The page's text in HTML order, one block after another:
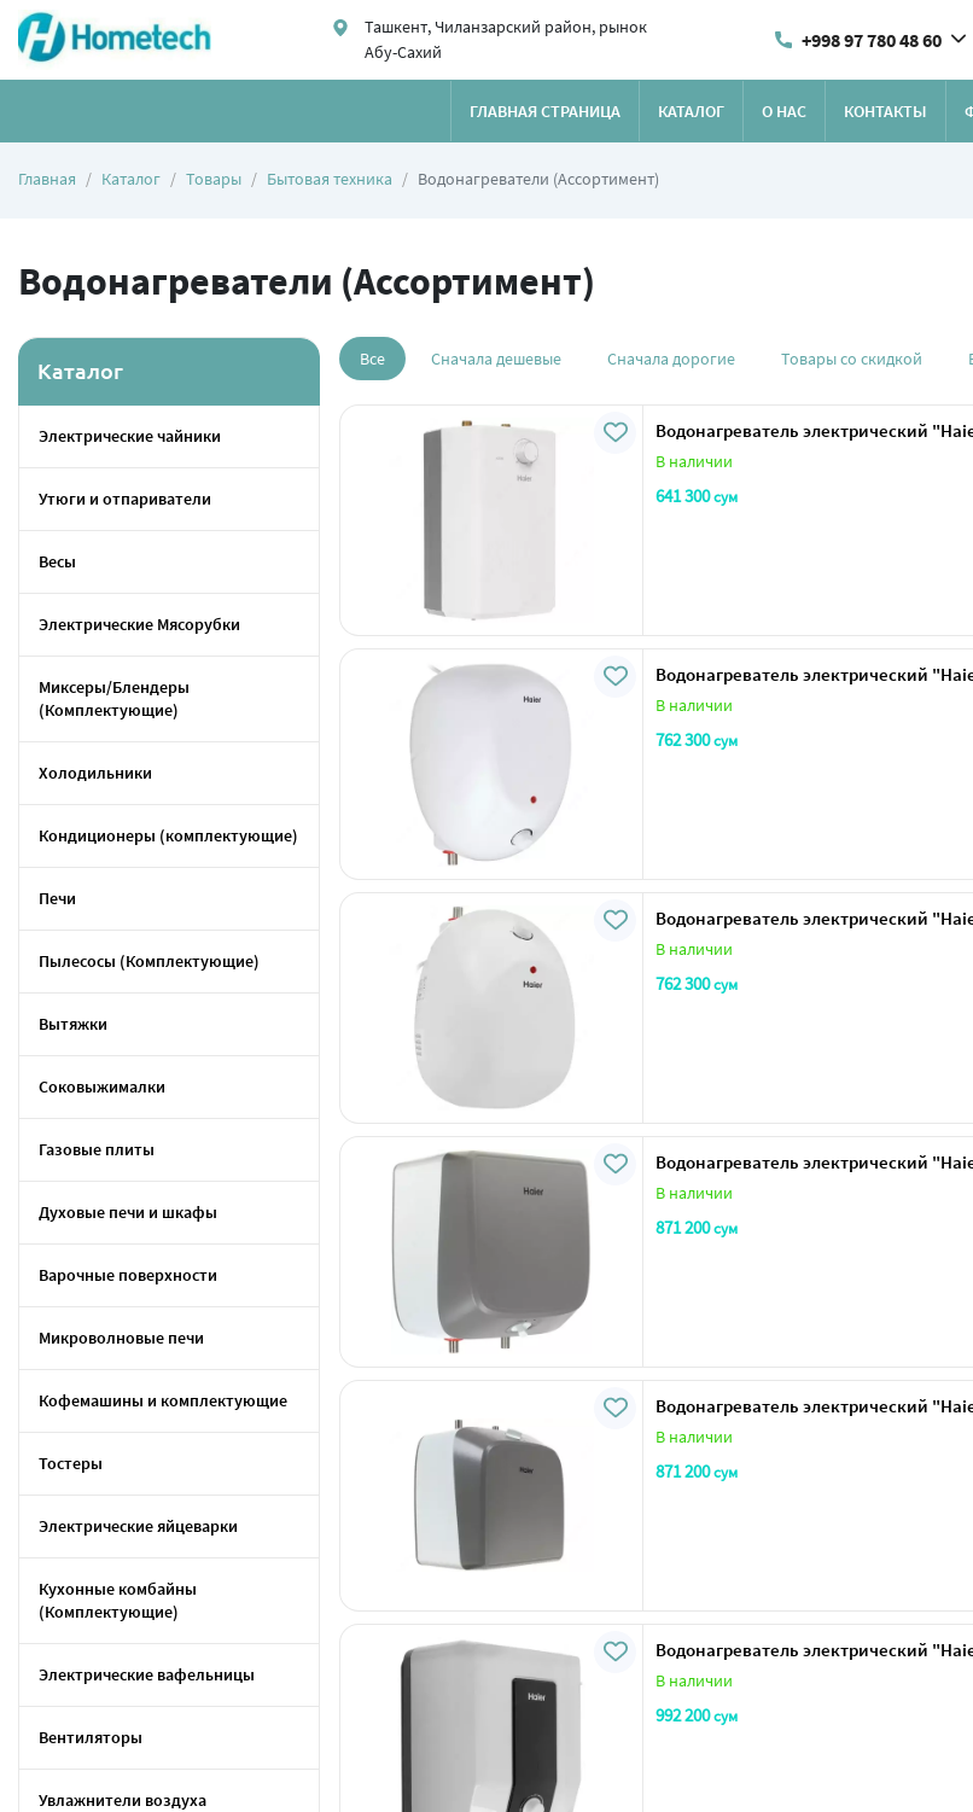
Ташкент, Чиланзарский район, рынок
Абу-Сахий
+998 97 780 48 60
ГЛАВНАЯ СТРАНИЦА КАТАЛОГ О НАС КОНТАКТЫ
Главная Каталог Товары Бытовая техника Водонагреватели (Ассортимент)
Водонагреватели (Ассортимент)
Каталог
Электрические чайники
Утюги и отпариватели
Весы
Электрические Мясорубки
Миксеры/Блендеры
(Комплектующие)
Холодильники
Кондиционеры (комплектующие)
Печи
Пылесосы (Комплектующие)
Вытяжки
Соковыжималки
Газовые плиты
Духовые печи и шкафы
Варочные поверхности
Микроволновые печи
Кофемашины и комплектующие
Тостеры
Электрические яйцеварки
Кухонные комбайны
(Комплектующие)
Электрические вафельницы
Вентиляторы
Увлажнители воздуха
Все Сначала дешевые Сначала дорогие Товары со скидкой
Водонагреватель электрический
В наличии
641 300сум
Водонагреватель электрический
В наличии
762 300сум
Водонагреватель электрический
В наличии
762 300сум
Водонагреватель электрический
В наличии
871 200сум
Водонагреватель электрический
В наличии
871 200сум
Водонагреватель электрический
В наличии
992 200сум